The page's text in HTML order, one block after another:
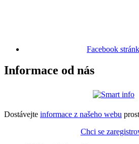
Facebook
Informace od nás
Dostávejte informace z našeho webu
Chci se